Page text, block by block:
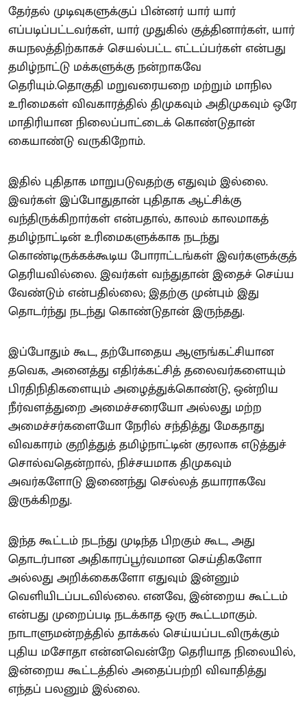
தேர்தல் முடிவுகளுக்குப் பின்னர் யார் யார்
எப்படிப்பட்டவர்கள், யார் முதுகில் குத்தினார்கள், யார்
சுயநலத்திற்காகச் செயல்பட்ட எட்டப்பர்கள் என்பது
தமிழ்நாட்டு மக்களுக்கு நன்றாகவே
தெரியும்.தொகுதி மறுவரையறை மற்றும் மாநில
உரிமைகள் விவகாரத்தில் திமுகவும் அதிமுகவும் ஒரே
மாதிரியான நிலைப்பாட்டைக் கொண்டுதான்
கையாண்டு வருகிறோம்.
இதில் புதிதாக மாறுபடுவதற்கு எதுவும் இல்லை.
இவர்கள் இப்போதுதான் புதிதாக ஆட்சிக்கு
வந்திருக்கிறார்கள் என்பதால், காலம் காலமாகத்
தமிழ்நாட்டின் உரிமைகளுக்காக நடந்து
கொண்டிருக்கக்கூடிய போராட்டங்கள் இவர்களுக்குத்
தெரியவில்லை. இவர்கள் வந்துதான் இதைச் செய்ய
வேண்டும் என்பதில்லை; இதற்கு முன்பும் இது
தொடர்ந்து நடந்து கொண்டுதான் இருந்தது.
இப்போதும் கூட, தற்போதைய ஆளுங்கட்சியான
தவெக, அனைத்து எதிர்க்கட்சித் தலைவர்களையும்
பிரதிநிதிகளையும் அழைத்துக்கொண்டு, ஒன்றிய
நீர்வளத்துறை அமைச்சரையோ அல்லது மற்ற
அமைச்சர்களையோ நேரில் சந்தித்து மேகதாது
விவகாரம் குறித்துத் தமிழ்நாட்டின் குரலாக எடுத்துச்
சொல்வதென்றால், நிச்சயமாக திமுகவும்
அவர்களோடு இணைந்து செல்லத் தயாராகவே
இருக்கிறது.
இந்த கூட்டம் நடந்து முடிந்த பிறகும் கூட, அது
தொடர்பான அதிகாரப்பூர்வமான செய்திகளோ
அல்லது அறிக்கைகளோ எதுவும் இன்னும்
வெளியிடப்படவில்லை. எனவே, இன்றைய கூட்டம்
என்பது முறைப்படி நடக்காத ஒரு கூட்டமாகும்.
நாடாளுமன்றத்தில் தாக்கல் செய்யப்படவிருக்கும்
புதிய மசோதா என்னவென்றே தெரியாத நிலையில்,
இன்றைய கூட்டத்தில் அதைப்பற்றி விவாதித்து
எந்தப் பலனும் இல்லை.